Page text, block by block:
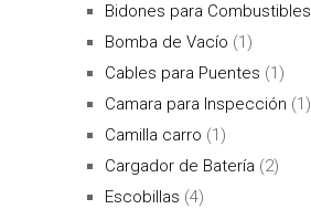
Bidones para Combustibles
Bomba de Vacío (1)
Cables para Puentes (1)
Camara para Inspección (1)
Camilla carro (1)
Cargador de Batería (2)
Escobillas (4)